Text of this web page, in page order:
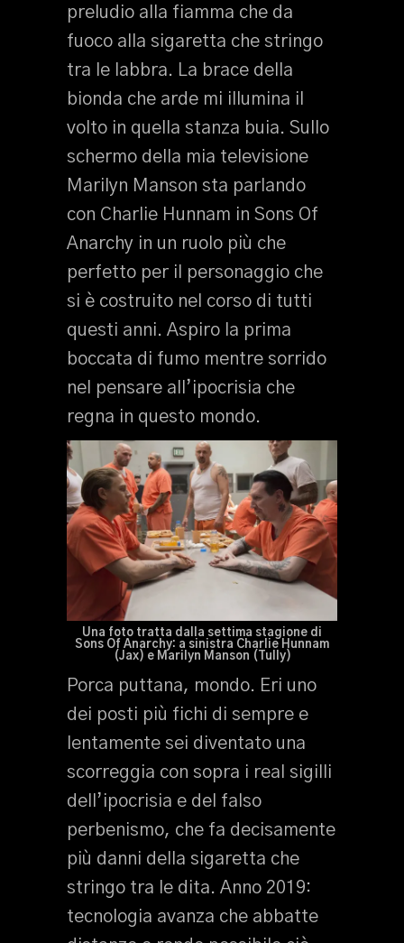
preludio alla fiamma che da
fuoco alla sigaretta che stringo
tra le labbra. La brace della
bionda che arde mi illumina il
volto in quella stanza buia. Sullo
schermo della mia televisione
Marilyn Manson sta parlando
con Charlie Hunnam in Sons Of
Anarchy in un ruolo più che
perfetto per il personaggio che
si è costruito nel corso di tutti
questi anni. Aspiro la prima
boccata di fumo mentre sorrido
nel pensare all’ipocrisia che
regna in questo mondo.
Una foto tratta dalla settima stagione di
Sons Of Anarchy: a sinistra Charlie Hunnam
(Jax) e Marilyn Manson (Tully)
Porca puttana, mondo. Eri uno
dei posti più fichi di sempre e
lentamente sei diventato una
scorreggia con sopra i real sigilli
dell’ipocrisia e del falso
perbenismo, che fa decisamente
più danni della sigaretta che
stringo tra le dita. Anno 2019:
tecnologia avanza che abbatte